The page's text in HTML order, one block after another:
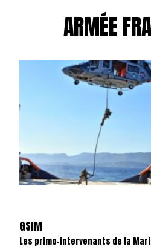
ARMÉE
GSIM
Les primo-intervenants de la